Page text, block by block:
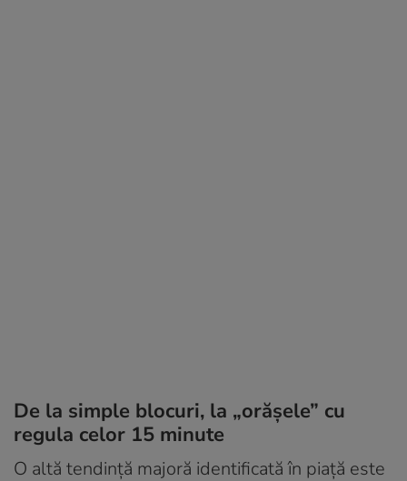
De la simple blocuri, la „orășele” cu
regula celor 15 minute
O altă tendință majoră identificată în piață este